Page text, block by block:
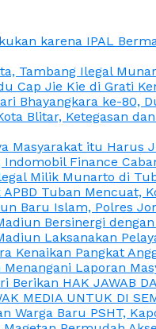
karena IPAL
Tambang Ilegal
Cap Jie Kie di Grati
Bhayangkara ke-80,
Blitar, Ketegasan
Masyarakat itu
Indomobil Finance
Milik Munarto di
Tuban Mencuat,
Baru Islam, Polres
Bersinergi
Laksanakan
Kenaikan Pangkat
Laporan
Berikan HAK JAWAB
MEDIA UNTUK DI
Warga Baru PSHT,